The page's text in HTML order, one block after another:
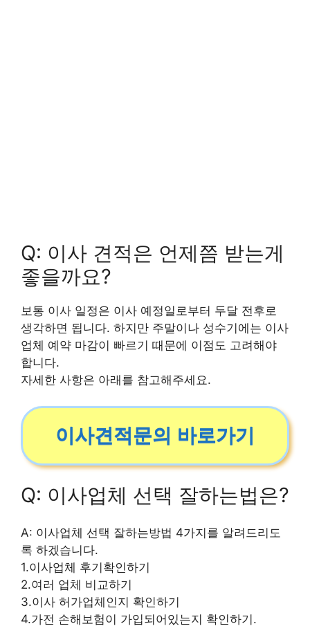
Q: 이사 견적은 언제쯤 받는게
좋을까요?
보통 이사 일정은 이사 예정일로부터 두달 전후로
생각하면 됩니다. 하지만 주말이나 성수기에는 이사
업체 예약 마감이 빠르기 때문에 이점도 고려해야
합니다.
자세한 사항은 아래를 참고해주세요.
이사견적문의 바로가기
Q: 이사업체 선택 잘하는법은?
A: 이사업체 선택 잘하는방법 4가지를 알려드리도
록 하겠습니다.
1.이사업체 후기확인하기
2.여러 업체 비교하기
3.이사 허가업체인지 확인하기
4.가전 손해보험이 가입되어있는지 확인하기.